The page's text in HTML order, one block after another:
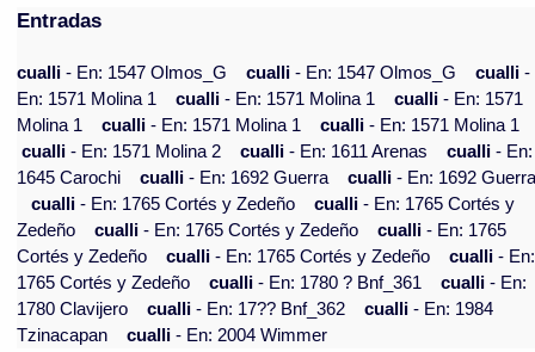
Entradas
cualli- En: 1547 Olmos_G cualli- En: 1547 Olmos_G cualli-
En: 1571 Molina 1
cualli- En: 1571 Molina 1 cualli- En: 1571
Molina 1
cualli- En: 1571 Molina 1 cualli- En: 1571 Molina 1
cualli- En: 1571 Molina 2 cualli- En: 1611 Arenas cualli- En:
1645 Carochi
cualli- En: 1692 Guerra cualli- En: 1692
cualli- En: 1765 Cortés y Zedeño cualli- En: 1765 Cortés y
Zedeño
cualli- En: 1765 Cortés y Zedeño cualli- En: 1765
Cortés y Zedeño
cualli- En: 1765 Cortés y Zedeño cualli- En:
1765 Cortés y Zedeño
cualli- En: 1780 ? Bnf_361 cualli- En:
1780 Clavijero
cualli- En: 17?? Bnf_362 cualli- En: 1984
Tzinacapan
cualli- En: 2004 Wimmer